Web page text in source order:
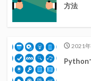
方法
2021
Python